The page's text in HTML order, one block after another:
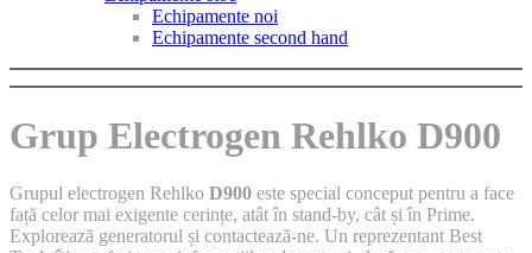
Echipamente noi
Echipamente second hand
Grup Electrogen Rehlko D900
Grupul electrogen Rehlko D900 este special conceput pentru a face
față celor mai exigente cerințe, atât în stand-by, cât și în Prime.
Explorează generatorul și contactează-ne. Un reprezentant Best